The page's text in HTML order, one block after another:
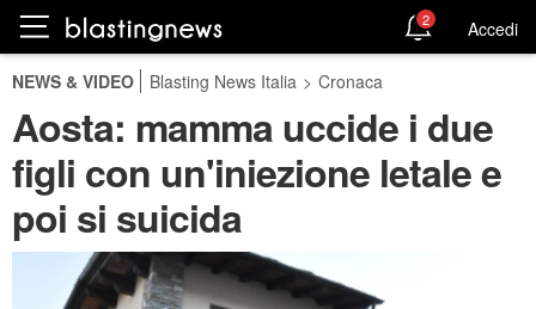
2 Accedi
NEWS & VIDEO Blasting News Italia > Cronaca
Aosta: mamma uccide i due
figli con un'iniezione letale e
poi si suicida